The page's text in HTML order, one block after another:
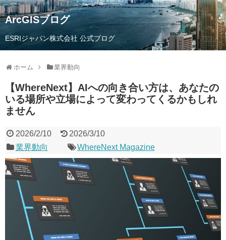
ArcGISブログ
ESRIジャパン株式会社 公式ブログ
ホーム 業界動向
【WhereNext】AIへの向き合い方は、あなたの
いる場所や立場によって変わってくるかもしれ
ません
2026/2/10
2026/3/10
業界動向
WhereNext Magazine